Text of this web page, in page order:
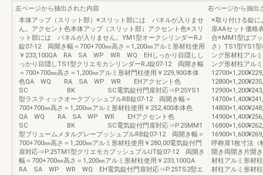
左ページから抽出された内容
本体アップ（スリット部）※スリット部には パネルが入りませ
ん。アクセント色本体アップ（スリット部）アクセント色※スリ
ット部には パネルが入りません。YM1型オークシリンダーRJ
錠07-12 両開き幅＝700+700㎜高さ＝1,200㎜アルミ形材柱使用
￥233,100QA RA SA WP WR WQ EHしっかり目隠しし
っかり目隠しTS1型クリエモカシリンダーRJ錠07-12 両開き幅
＝700+700㎜高さ＝1,200㎜アルミ形材門柱使用￥229,900本体
色QA WQ RA SA WP WR EHアクセント色
SC BK SC電気錠付門扉対応⇒P.25YS1
型ラスティックオークプッシュプルRB錠07-12 両開き幅＝
700+700㎜高さ＝1,200㎜アルミ形材柱使用￥252,400本体色
QA WQ RA SA WP WR EHアクセント色
SC BK SC電気錠付門扉対応⇒P.25MM1
型ブリュームメタルグレープッシュプルRB錠07-12 両開き幅＝
700+700㎜高さ＝1,200㎜アルミ形材柱使用￥280,00電気錠付門
扉対応⇒P.25TM1型クリエモカプッシュプルUT錠07-12 両開き
幅＝700+700㎜高さ＝1,200㎜アルミ形材柱使用￥233,100QA
RA SA WP WR WQ EH電気錠付門扉対応⇒P.25TS2型エ
右ページから抽出
※取り付ける錠に
扉AAセット価格
合※MM1型はプ
さ）TS1型YS1
ング形材柱アル
ング形材柱アル
呼称扉1枚寸法（
開き両開き片開
材柱アルミ形材
材柱アルミ形材柱